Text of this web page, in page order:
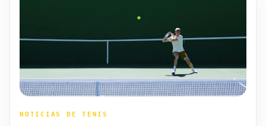
NOTICIAS DE TENIS